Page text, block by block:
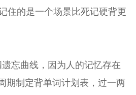
住的是一个场景比死记硬背更
曲线，因为人的记忆存在
期制定背单词计划表，过一两